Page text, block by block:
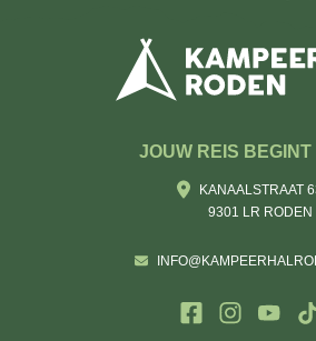
JOUW REIS BEGINT
KANAALSTRAAT
9301 LR RODEN